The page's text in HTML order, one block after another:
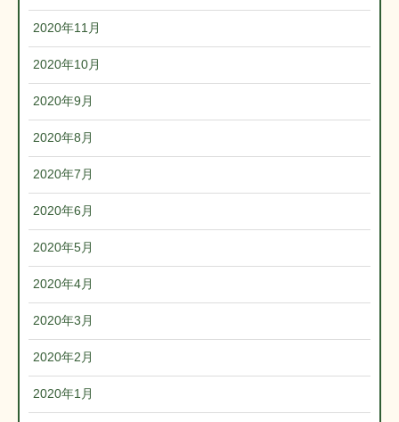
2020年11月
2020年10月
2020年9月
2020年8月
2020年7月
2020年6月
2020年5月
2020年4月
2020年3月
2020年2月
2020年1月